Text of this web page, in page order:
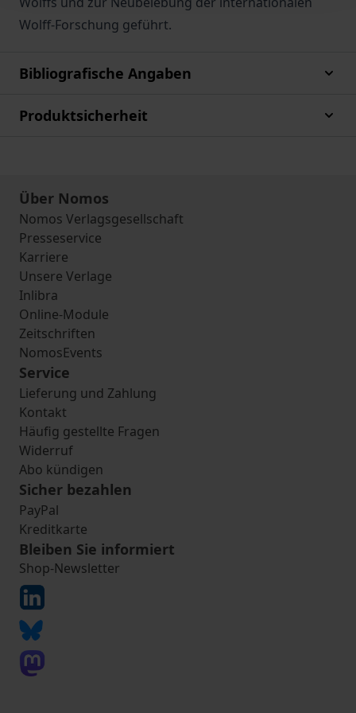
Wolff-Forschung geführt.
Bibliografische Angaben
Produktsicherheit
Über Nomos
Nomos Verlagsgesellschaft
Presseservice
Karriere
Unsere Verlage
Inlibra
Online-Module
Zeitschriften
NomosEvents
Service
Lieferung und Zahlung
Kontakt
Häufig gestellte Fragen
Widerruf
Abo kündigen
Sicher bezahlen
PayPal
Kreditkarte
Bleiben Sie informiert
Shop-Newsletter